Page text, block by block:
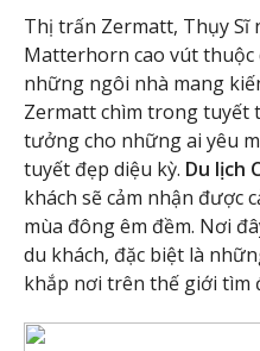
Thị trấn Zermatt, Thụy Sĩ
Matterhorn cao vút thuộc
những ngôi nhà mang
Zermatt chìm trong tuyết
tưởng cho những ai yêu
tuyết đẹp diệu kỳ. Du lịch
khách sẽ cảm nhận được
mùa đông êm đềm. Nơi
du khách, đặc biệt là
khắp nơi trên thế giới tìm